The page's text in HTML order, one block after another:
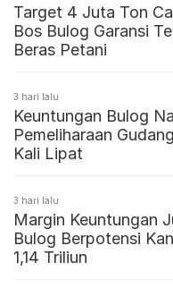
Target 4 Juta Ton
Bos Bulog Garansi
Beras Petani
3 hari lalu
Keuntungan Bulog
Pemeliharaan
Kali Lipat
3 hari lalu
Margin Keuntungan
Bulog Berpotensi
1,14 Triliun